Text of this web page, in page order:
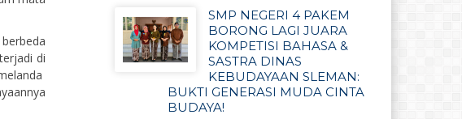
di
SMP NEGERI 4 PAKEM
BORONG LAGI JUARA
KOMPETISI BAHASA &
SASTRA DINAS
KEBUDAYAAN SLEMAN:
BUKTI GENERASI MUDA CINTA
BUDAYA!